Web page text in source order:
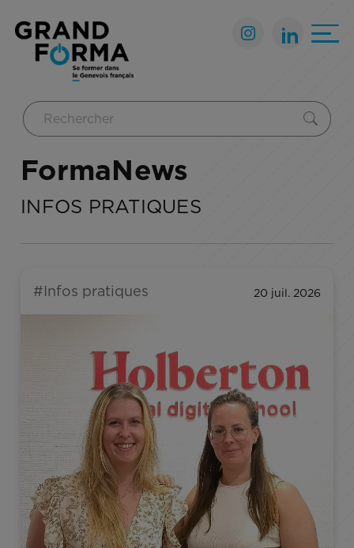
FormaNews
INFOS PRATIQUES
#Infos pratiques 20 juil. 2026